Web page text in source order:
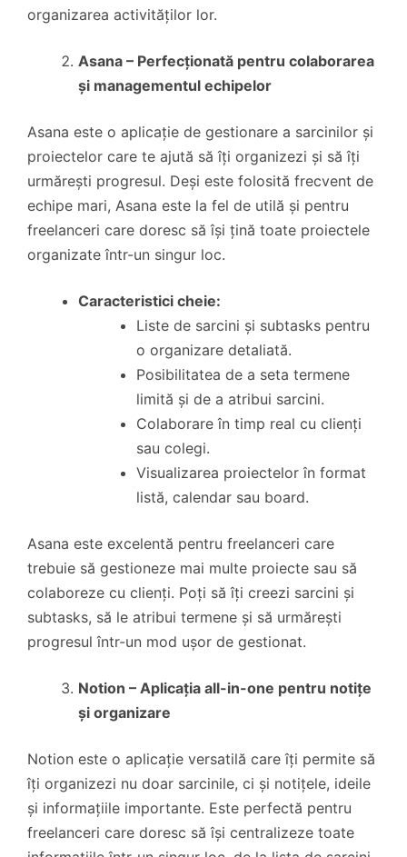
organizarea activităților lor.
Asana – Perfecționată pentru colaborarea
și managementul echipelor
Asana este o aplicație de gestionare a sarcinilor și
proiectelor care te ajută să îți organizezi și să îți
urmărești progresul. Deși este folosită frecvent de
echipe mari, Asana este la fel de utilă și pentru
freelanceri care doresc să își țină toate proiectele
organizate într-un singur loc.
Caracteristici cheie:
Liste de sarcini și subtasks pentru
o organizare detaliată.
Posibilitatea de a seta termene
limită și de a atribui sarcini.
Colaborare în timp real cu clienți
sau colegi.
Visualizarea proiectelor în format
listă, calendar sau board.
Asana este excelentă pentru freelanceri care
trebuie să gestioneze mai multe proiecte sau să
colaboreze cu clienți. Poți să îți creezi sarcini și
subtasks, să le atribui termene și să urmărești
progresul într-un mod ușor de gestionat.
Notion – Aplicația all-in-one pentru notițe
și organizare
Notion este o aplicație versatilă care îți permite să
îți organizezi nu doar sarcinile, ci și notițele, ideile
și informațiile importante. Este perfectă pentru
freelanceri care doresc să își centralizeze toate